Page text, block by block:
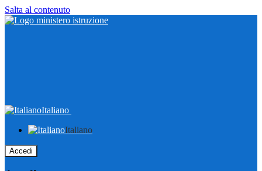
Salta al contenuto
Italiano
Italiano
Accedi